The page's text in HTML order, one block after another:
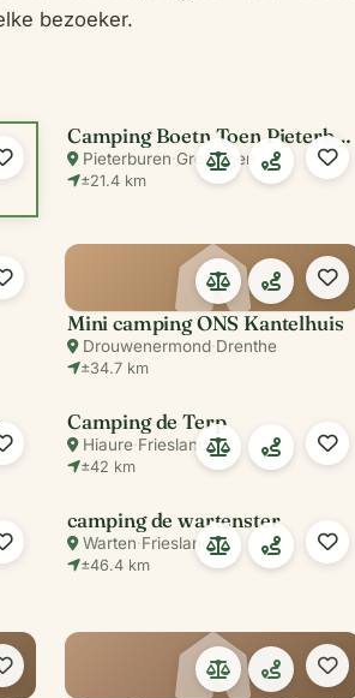
bezoeker.
Camping Boetn Toen Pieterburen
Pieterburen·Groningen
±21.4 km
Mini camping ONS Kantelhuis
Drouwenermond·Drenthe
±34.7 km
Camping de Terp
Hiaure·Friesland
±42 km
camping de wartenster
Warten·Friesland
±46.4 km